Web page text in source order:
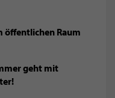
öffentlichen Raum
geht mit